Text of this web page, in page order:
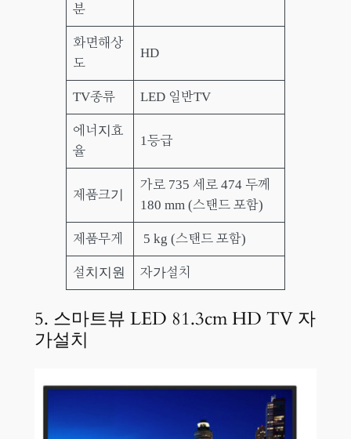
분
화면해상
도
HD
TV종류 LED 일반TV
에너지효
율
1등급
제품크기
가로 735 세로 474 두께
180 mm (스탠드 포함)
제품무게 5 kg (스탠드 포함)
설치지원 자가설치
5. 스마트뷰 LED 81.3cm HD TV 자
가설치